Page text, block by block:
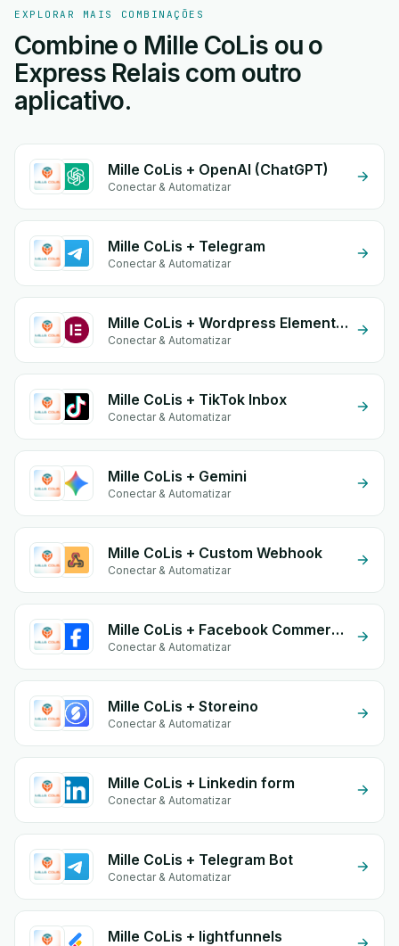
EXPLORAR MAIS COMBINAÇÕES
Combine o Mille CoLis ou o
Express Relais com outro
aplicativo.
Mille CoLis + OpenAI (ChatGPT)
Conectar & Automatizar
Mille CoLis + Telegram
Conectar & Automatizar
Mille CoLis + Wordpress Elementor
Conectar & Automatizar
Mille CoLis + TikTok Inbox
Conectar & Automatizar
Mille CoLis + Gemini
Conectar & Automatizar
Mille CoLis + Custom Webhook
Conectar & Automatizar
Mille CoLis + Facebook Commerce
Conectar & Automatizar
Mille CoLis + Storeino
Conectar & Automatizar
Mille CoLis + Linkedin form
Conectar & Automatizar
Mille CoLis + Telegram Bot
Conectar & Automatizar
Mille CoLis + lightfunnels